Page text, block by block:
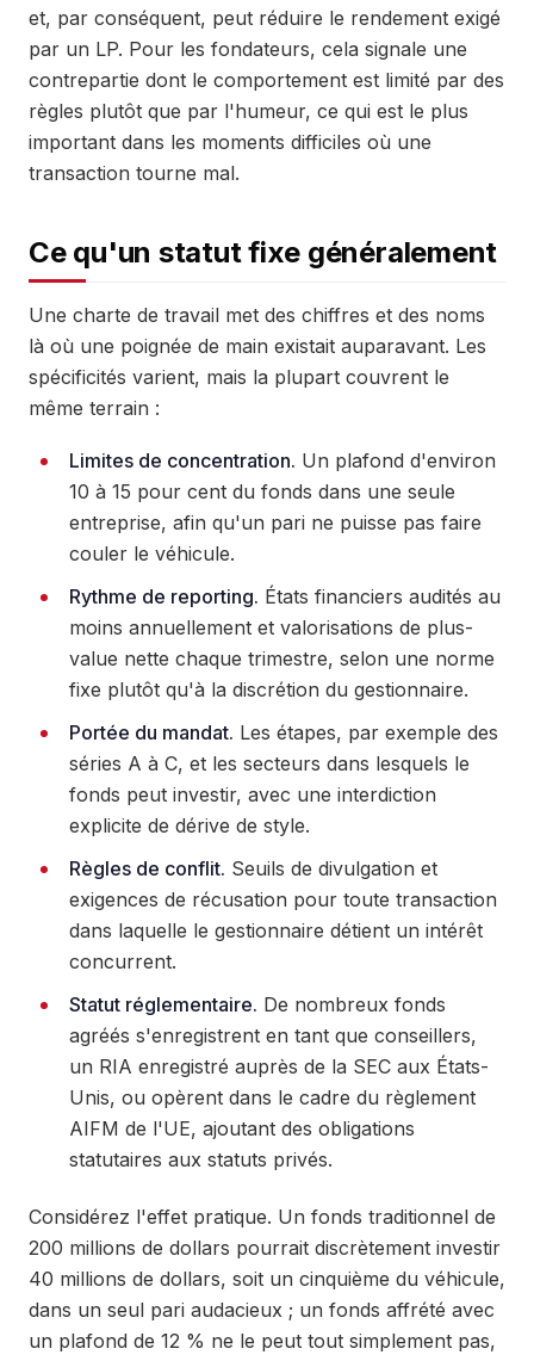
et, par conséquent, peut réduire le rendement exigé
par un LP. Pour les fondateurs, cela signale une
contrepartie dont le comportement est limité par des
règles plutôt que par l'humeur, ce qui est le plus
important dans les moments difficiles où une
transaction tourne mal.
Ce qu'un statut fixe généralement
Une charte de travail met des chiffres et des noms
là où une poignée de main existait auparavant. Les
spécificités varient, mais la plupart couvrent le
même terrain :
Limites de concentration. Un plafond d'environ
10 à 15 pour cent du fonds dans une seule
entreprise, afin qu'un pari ne puisse pas faire
couler le véhicule.
Rythme de reporting. États financiers audités au
moins annuellement et valorisations de plus-
value nette chaque trimestre, selon une norme
fixe plutôt qu'à la discrétion du gestionnaire.
Portée du mandat. Les étapes, par exemple des
séries A à C, et les secteurs dans lesquels le
fonds peut investir, avec une interdiction
explicite de dérive de style.
Règles de conflit. Seuils de divulgation et
exigences de récusation pour toute transaction
dans laquelle le gestionnaire détient un intérêt
concurrent.
Statut réglementaire. De nombreux fonds
agréés s'enregistrent en tant que conseillers,
un RIA enregistré auprès de la SEC aux États-
Unis, ou opèrent dans le cadre du règlement
AIFM de l'UE, ajoutant des obligations
statutaires aux statuts privés.
Considérez l'effet pratique. Un fonds traditionnel de
200 millions de dollars pourrait discrètement investir
40 millions de dollars, soit un cinquième du véhicule,
dans un seul pari audacieux ; un fonds affrété avec
un plafond de 12 % ne le peut tout simplement pas,